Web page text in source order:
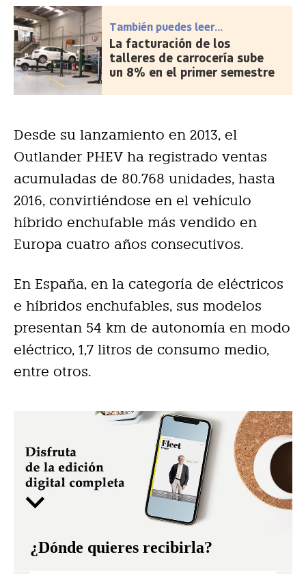
También puedes leer...
La facturación de los
talleres de carrocería sube
un 8% en el primer semestre
Desde su lanzamiento en 2013, el
Outlander PHEV ha registrado ventas
acumuladas de 80.768 unidades, hasta
2016, convirtiéndose en el vehículo
híbrido enchufable más vendido en
Europa cuatro años consecutivos.
En España, en la categoría de eléctricos
e híbridos enchufables, sus modelos
presentan 54 km de autonomía en modo
eléctrico, 1,7 litros de consumo medio,
entre otros.
¿Dónde quieres recibirla?